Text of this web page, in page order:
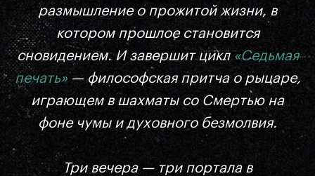
размышление о прожитой жизни, в
котором прошлое становится
сновидением. И завершит цикл«Седьмая
печать»— философская притча о рыцаре,
играющем в шахматы со Смертью на
фоне чумы и духовного безмолвия.
Три вечера — три портала в